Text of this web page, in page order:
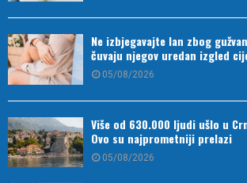
Ne izbjegavajte lan zbog
čuvaju njegov uredan izgled
05/08/2026
Više od 630.000 ljudi ušlo u
Ovo su najprometniji prelazi
05/08/2026